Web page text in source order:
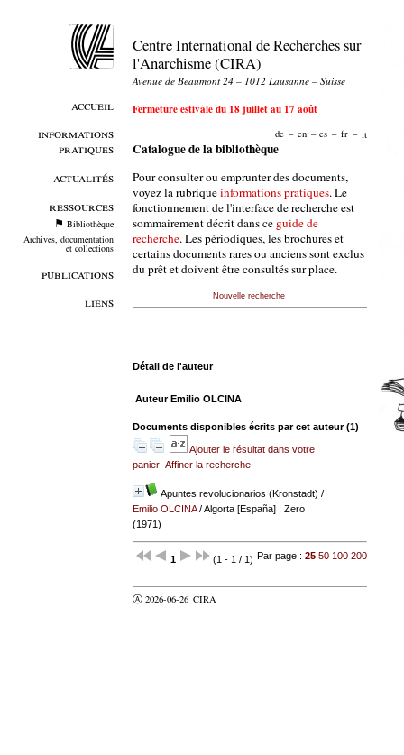
accueil
informations
pratiques
actualités
ressources
Bibliothèque
Archives, documentation
et collections
publications
liens
Centre International de Recherches sur
l'Anarchisme (CIRA)
Avenue de Beaumont 24 – 1012 Lausanne – Suisse
Fermeture estivale du 18 juillet au 17 août
de – en – es – fr – it
Catalogue de la bibliothèque
Pour consulter ou emprunter des documents,
voyez la rubriqueinformations pratiques. Le
fonctionnement de l'interface de recherche est
sommairement décrit dans ce guide de
recherche. Les périodiques, les brochures et
certains documents rares ou anciens sont exclus
du prêt et doivent être consultés sur place.
Nouvelle recherche
Détail de l'auteur
Auteur Emilio OLCINA
Documents disponibles écrits par cet auteur (1)
Ajouter le résultat dans votre
panier Affiner la recherche
Apuntes revolucionarios (Kronstadt) /
Emilio OLCINA/ Algorta [España] : Zero
(1971)
1 (1 - 1 / 1) Par page : 25 50 100 200
Ⓐ 2026-06-26 CIRA